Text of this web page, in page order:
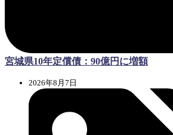
宮城県10年定償債：90億円に増額
2026年8月7日